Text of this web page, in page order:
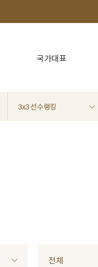
국가대표
3x3 선수랭킹
전체